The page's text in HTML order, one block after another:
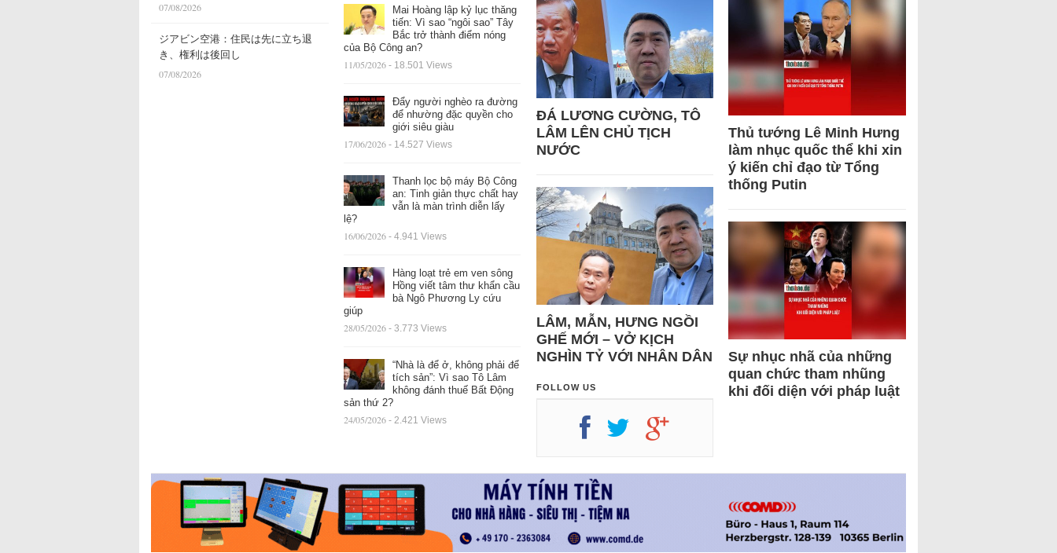
07/08/2026
ジアビン空港：住民は先に立ち退
き、権利は後回し
07/08/2026
Mai Hoàng lập kỷ lục thăng
tiến: Vì sao “ngôi sao” Tây
Bắc trở thành điểm nóng
của Bộ Công an?
11/05/2026 - 18.501 Views
Đẩy người nghèo ra đường
để nhường đặc quyền cho
giới siêu giàu
17/06/2026 - 14.527 Views
Thanh lọc bộ máy Bộ Công
an: Tinh giản thực chất hay
vẫn là màn trình diễn lấy
lệ?
16/06/2026 - 4.941 Views
Hàng loạt trẻ em ven sông
Hồng viết tâm thư khẩn cầu
bà Ngô Phương Ly cứu
giúp
28/05/2026 - 3.773 Views
“Nhà là để ở, không phải để
tích sản”: Vì sao Tô Lâm
không đánh thuế Bất Động
sản thứ 2?
24/05/2026 - 2.421 Views
ĐÁ LƯƠNG CƯỜNG, TÔ
LÂM LÊN CHỦ TỊCH
NƯỚC
LÂM, MẪN, HƯNG NGỒI
GHẾ MỚI – VỞ KỊCH
NGHÌN TỶ VỚI NHÂN DÂN
FOLLOW US
Thủ tướng Lê Minh Hưng
làm nhục quốc thể khi xin
ý kiến chỉ đạo từ Tổng
thống Putin
Sự nhục nhã của những
quan chức tham nhũng
khi đối diện với pháp luật